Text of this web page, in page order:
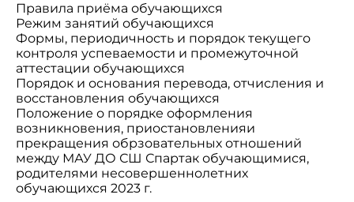
Правила приёма обучающихся
Режим занятий обучающихся
Формы, периодичность и порядок текущего
контроля успеваемости и промежуточной
аттестации обучающихся
Порядок и основания перевода, отчисления и
восстановления обучающихся
Положение о порядке оформления
возникновения, приостановленияи
прекращения обрзовательных отношений
между МАУ ДО СШ Спартак обучающимися,
родителями несовершеннолетних
обучающихся 2023 г.